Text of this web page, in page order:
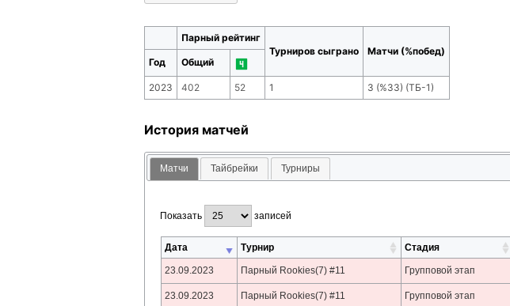
Парный рейтинг
Турниров сыграно
Матчи (%побед)
Год
Общий
2023 402 52 1 3 (%33) (ТБ-1)
История матчей
Матчи Тайбрейки Турниры
Показать записей
Дата Турнир Стадия
23.09.2023 Парный Rookies(7) #11 Групповой этап
23.09.2023 Парный Rookies(7) #11 Групповой этап